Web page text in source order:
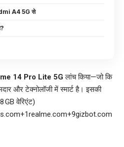
A4 5G से
14 Pro Lite 5G लांच किया—जो कि
और टेक्नोलॉजी में स्मार्ट है। इसकी
GB वेरिएंट)
+1realme.com+9gizbot.com